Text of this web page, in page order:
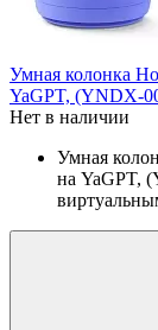
Умная колонка
YaGPT, (YNDX-
Нет в наличии
Умная
на YaGPT,